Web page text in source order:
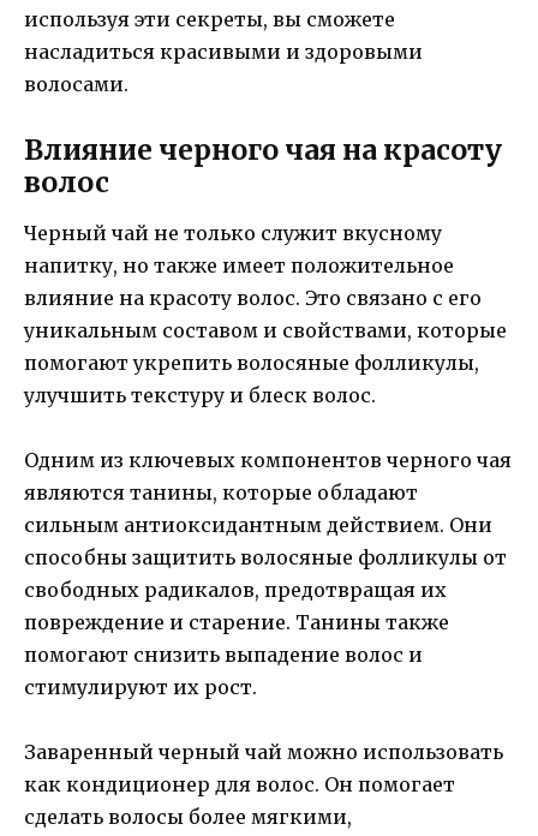
используя эти секреты, вы сможете
насладиться красивыми и здоровыми
волосами.
Влияние черного чая на красоту
волос
Черный чай не только служит вкусному
напитку, но также имеет положительное
влияние на красоту волос. Это связано с его
уникальным составом и свойствами, которые
помогают укрепить волосяные фолликулы,
улучшить текстуру и блеск волос.
Одним из ключевых компонентов черного чая
являются танины, которые обладают
сильным антиоксидантным действием. Они
способны защитить волосяные фолликулы от
свободных радикалов, предотвращая их
повреждение и старение. Танины также
помогают снизить выпадение волос и
стимулируют их рост.
Заваренный черный чай можно использовать
как кондиционер для волос. Он помогает
сделать волосы более мягкими,